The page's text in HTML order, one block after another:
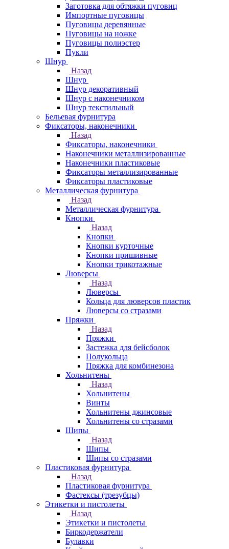
Заготовка для обтяжки пуговиц
Импортные пуговицы
Пуговицы деревянные
Пуговицы на ножке
Пуговицы полиэстер
Пукли
Шнур
Назад
Шнур
Шнур декоративный
Шнур с наконечником
Шнур текстильный
Бельевая фурнитура
Фиксаторы, наконечники
Назад
Фиксаторы, наконечники
Наконечники металлизированные
Наконечники пластиковые
Фиксаторы металлизированные
Фиксаторы пластиковые
Металлическая фурнитура
Назад
Металлическая фурнитура
Кнопки
Назад
Кнопки
Кнопки курточные
Кнопки пришивные
Кнопки трикотажные
Люверсы
Назад
Люверсы
Кольца для люверсов пластик
Люверсы со стразами
Пряжки
Назад
Пряжки
Застежка для бейсболок
Полукольца
Пряжка для комбинезона
Хольнитены
Назад
Хольнитены
Винты
Хольнитены джинсовые
Хольнитены со стразами
Шипы
Назад
Шипы
Шипы со стразами
Пластиковая фурнитура
Назад
Пластиковая фурнитура
Фастексы (трезубцы)
Этикетки и пистолеты
Назад
Этикетки и пистолеты
Биркодержатели
Булавки